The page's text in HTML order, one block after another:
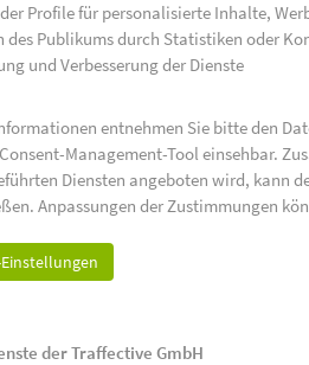
Profile für personalisierte Inhalte,
des Publikums durch Statistiken oder
und Verbesserung der Dienste
entnehmen Sie bitte den
Management-Tool einsehbar.
Diensten angeboten wird, kann
Anpassungen der Zustimmungen
der Traffective GmbH